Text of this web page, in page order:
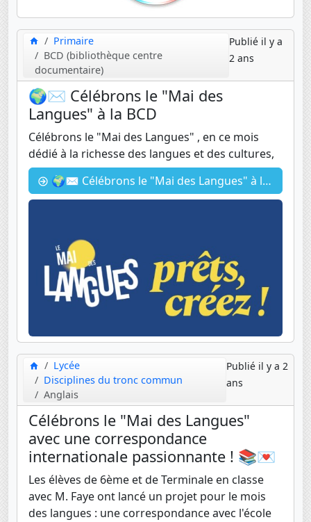
Primaire
BCD (bibliothèque centre
documentaire)
Publié il y a
2 ans
🌍✉️ Célébrons le "Mai des
Langues" à la BCD
Célébrons le "Mai des Langues" , en ce mois
dédié à la richesse des langues et des cultures,
🌍✉️ Célébrons le "Mai des Langues" à la BCD
Lycée
Disciplines du tronc commun
Anglais
Publié il y a 2
ans
Célébrons le "Mai des Langues"
avec une correspondance
internationale passionnante ! 📚💌
Les élèves de 6ème et de Terminale en classe
avec M. Faye ont lancé un projet pour le mois
des langues : une correspondance avec l'école